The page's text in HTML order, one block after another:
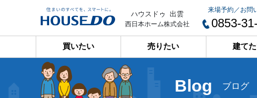
ハウスドゥ 出雲
西日本ホーム株式会社
来場予約／お問
0853-
買いたい 売りたい 建て
Blog ブログ